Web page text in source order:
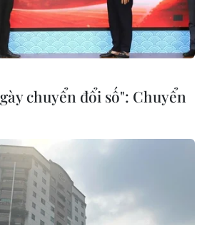
chuyển đổi số": Chuyển